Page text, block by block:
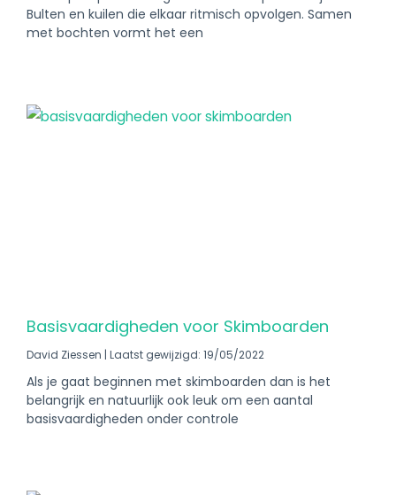
Bulten en kuilen die elkaar ritmisch opvolgen. Samen
met bochten vormt het een
Basisvaardigheden voor Skimboarden
David Ziessen Laatst gewijzigd: 19/05/2022
Als je gaat beginnen met skimboarden dan is het
belangrijk en natuurlijk ook leuk om een aantal
basisvaardigheden onder controle